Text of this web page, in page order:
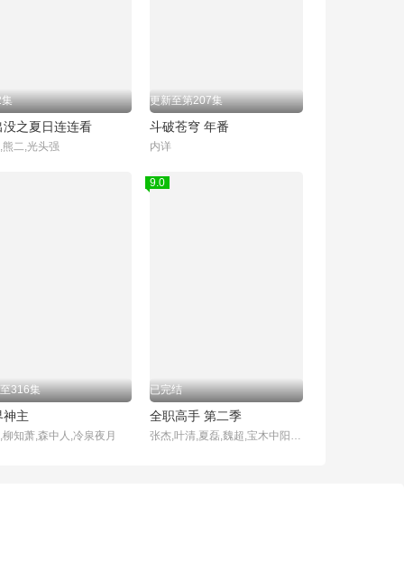
没之夏日连连看
熊二,光头强
更新至第207集
斗破苍穹 年番
内详
316集
神主
柳知萧,森中人,冷泉夜月
9.0
已完结
全职高手 第二季
张杰,叶清,夏磊,魏超,宝木中阳,金弦,季冠霖,曹云图,佟心竹